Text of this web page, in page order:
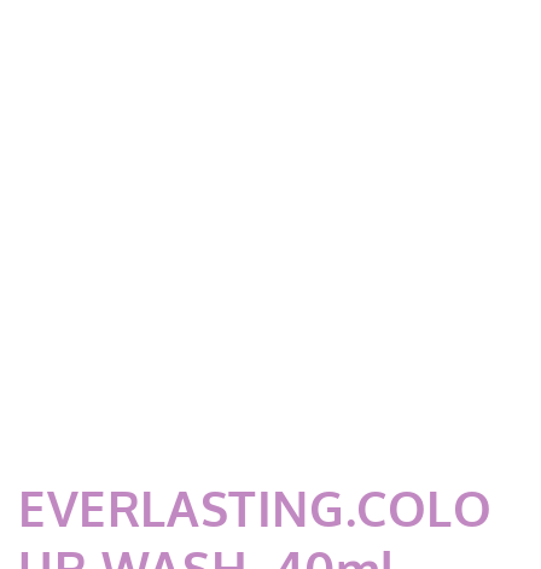
EVERLASTING.COLO